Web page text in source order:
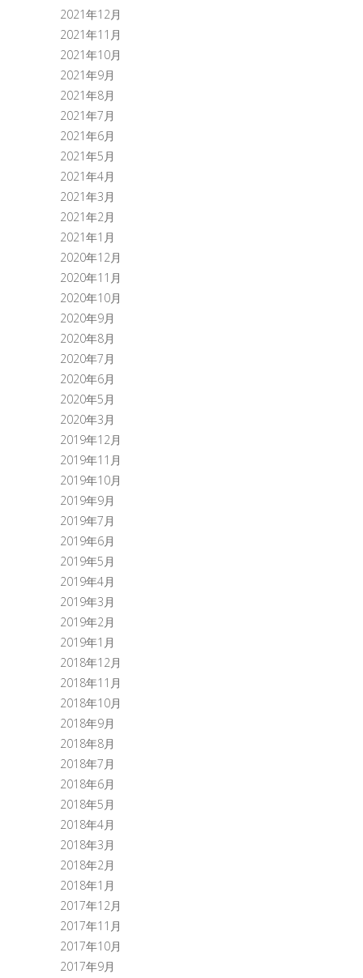
2021年12月
2021年11月
2021年10月
2021年9月
2021年8月
2021年7月
2021年6月
2021年5月
2021年4月
2021年3月
2021年2月
2021年1月
2020年12月
2020年11月
2020年10月
2020年9月
2020年8月
2020年7月
2020年6月
2020年5月
2020年3月
2019年12月
2019年11月
2019年10月
2019年9月
2019年7月
2019年6月
2019年5月
2019年4月
2019年3月
2019年2月
2019年1月
2018年12月
2018年11月
2018年10月
2018年9月
2018年8月
2018年7月
2018年6月
2018年5月
2018年4月
2018年3月
2018年2月
2018年1月
2017年12月
2017年11月
2017年10月
2017年9月